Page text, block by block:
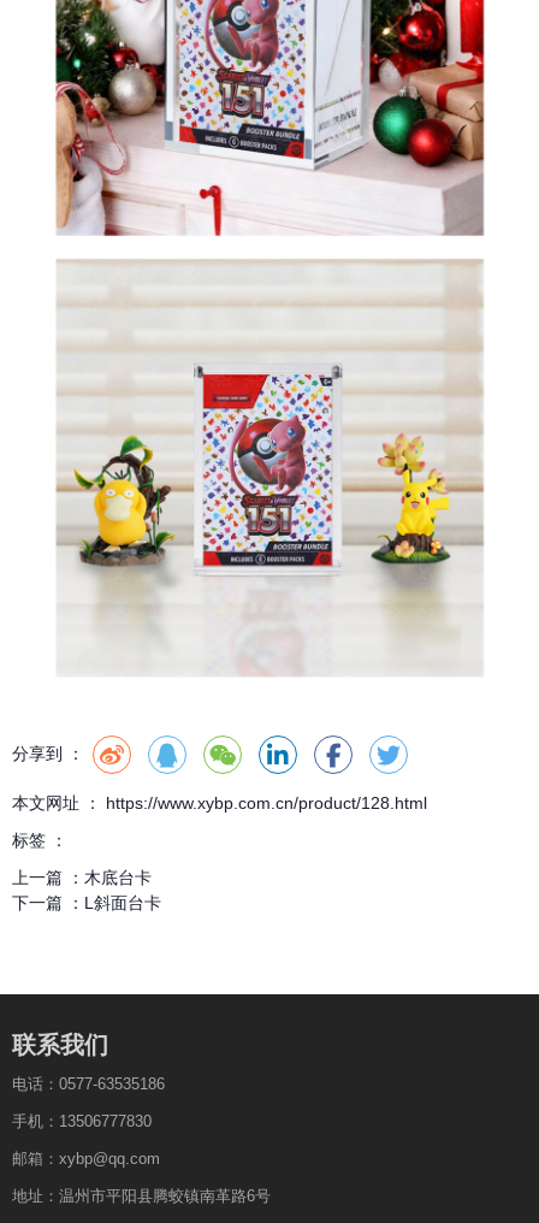
分享到 ：
本文网址 ： https://www.xybp.com.cn/product/128.html
标签 ：
上一篇 ： 木底台卡
下一篇 ： L斜面台卡
联系我们
电话：0577-63535186
手机：13506777830
邮箱：xybp@qq.com
地址：温州市平阳县腾蛟镇南革路6号